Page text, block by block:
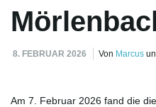
8. FEBRUAR 2026 Von Marcus
Am 7. Februar 2026 fand die